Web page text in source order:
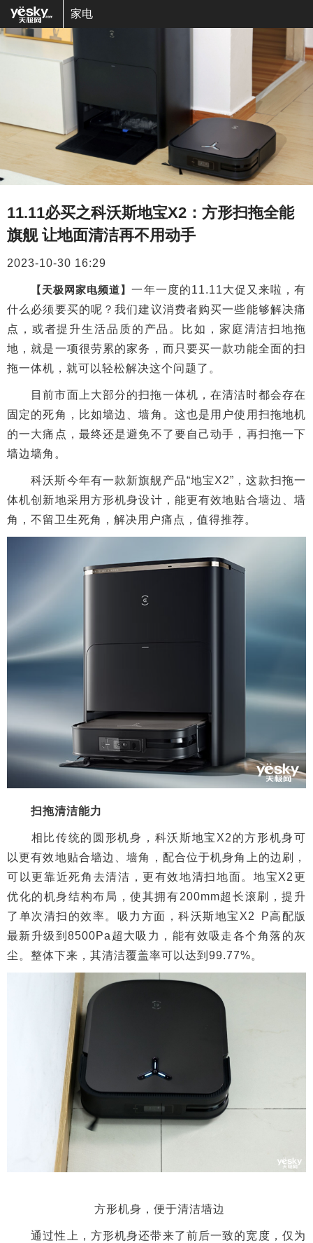
家电
11.11必买之科沃斯地宝X2：方形扫拖全能
旗舰 让地面清洁再不用动手
2023-10-30 16:29
【天极网家电频道】一年一度的11.11大促又来啦，有
什么必须要买的呢？我们建议消费者购买一些能够解决痛
点，或者提升生活品质的产品。比如，家庭清洁扫地拖
地，就是一项很劳累的家务，而只要买一款功能全面的扫
拖一体机，就可以轻松解决这个问题了。
目前市面上大部分的扫拖一体机，在清洁时都会存在
固定的死角，比如墙边、墙角。这也是用户使用扫拖地机
的一大痛点，最终还是避免不了要自己动手，再扫拖一下
墙边墙角。
科沃斯今年有一款新旗舰产品“地宝X2”，这款扫拖一
体机创新地采用方形机身设计，能更有效地贴合墙边、墙
角，不留卫生死角，解决用户痛点，值得推荐。
扫拖清洁能力
相比传统的圆形机身，科沃斯地宝X2的方形机身可
以更有效地贴合墙边、墙角，配合位于机身角上的边刷，
可以更靠近死角去清洁，更有效地清扫地面。地宝X2更
优化的机身结构布局，使其拥有200mm超长滚刷，提升
了单次清扫的效率。吸力方面，科沃斯地宝X2 P高配版
最新升级到8500Pa超大吸力，能有效吸走各个角落的灰
尘。整体下来，其清洁覆盖率可以达到99.77%。
方形机身，便于清洁墙边
通过性上，方形机身还带来了前后一致的宽度，仅为